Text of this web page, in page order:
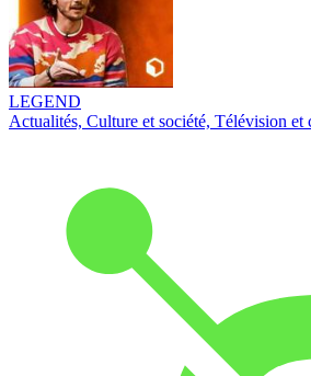
LEGEND
Actualités, Culture et société, Télévision et